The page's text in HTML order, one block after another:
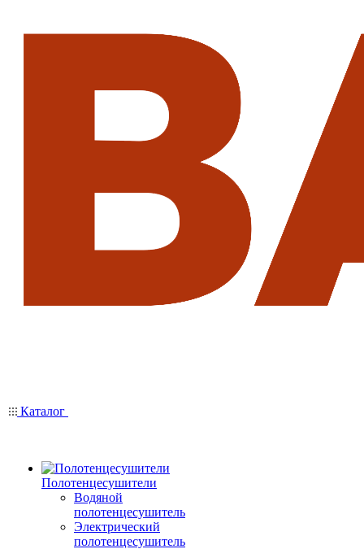
Каталог
Полотенцесушители
Водяной
полотенцесушитель
Электрический
полотенцесушитель